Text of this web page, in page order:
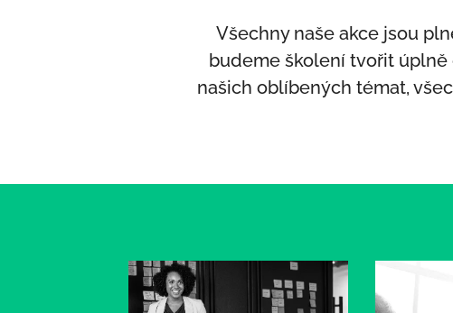
Všechny naše akce jsou
budeme školení tvořit úplně
našich oblíbených témat,